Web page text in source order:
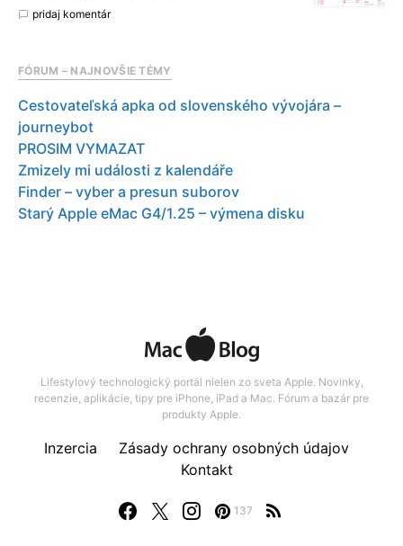
pridaj komentár
FÓRUM – NAJNOVŠIE TÉMY
Cestovateľská apka od slovenského vývojára –
journeybot
PROSIM VYMAZAT
Zmizely mi události z kalendáře
Finder – vyber a presun suborov
Starý Apple eMac G4/1.25 – výmena disku
Lifestylový technologický portál nielen zo sveta Apple. Novinky,
recenzie, aplikácie, tipy pre iPhone, iPad a Mac. Fórum a bazár pre
produkty Apple.
137
Inzercia
Zásady ochrany osobných údajov
Kontakt